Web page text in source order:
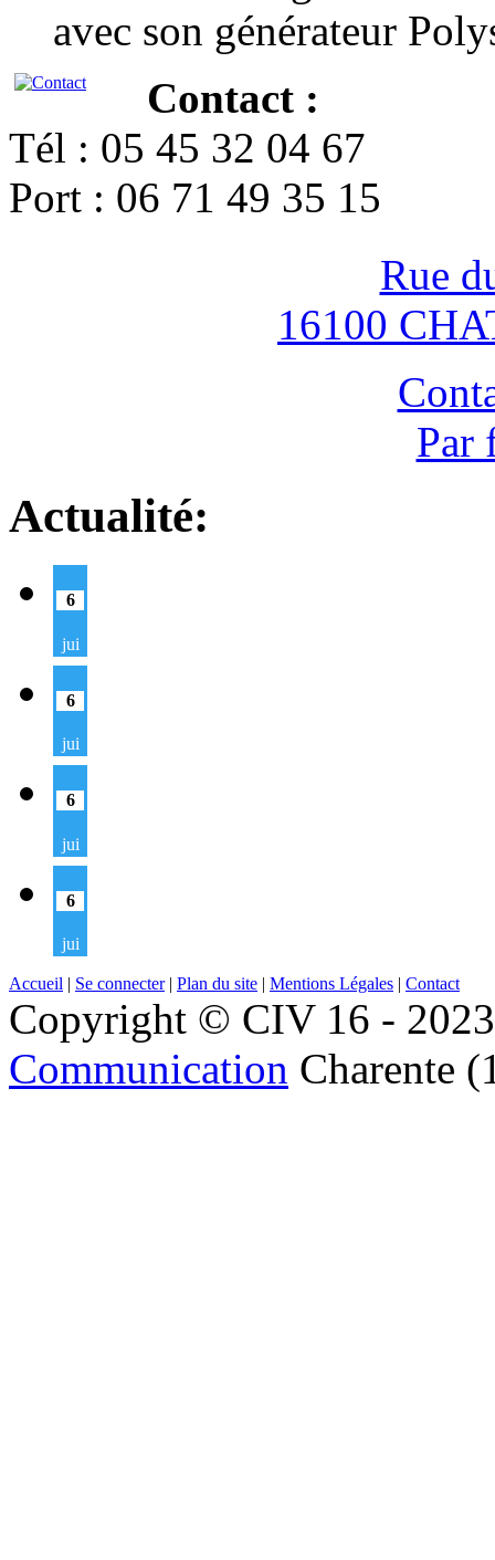
avec son générateur
Contact :
Tél : 05 45 32 04 67
Port : 06 71 49 35 15
Rue
16100
Par
Actualité:
6
jui
6
jui
6
jui
6
jui
Accueil | Se connecter| Plan du site | Mentions Légales | Contact
Copyright © CIV 16 -
Communication Charente